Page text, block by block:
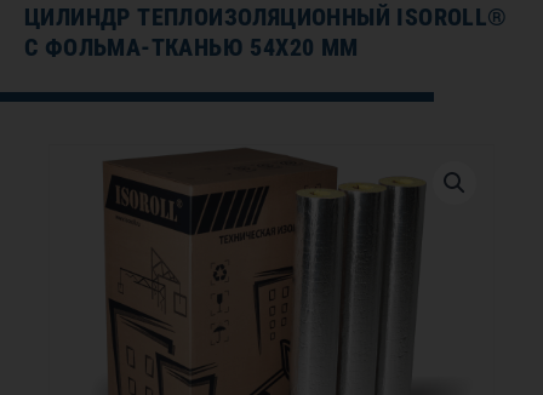
ЦИЛИНДР ТЕПЛОИЗОЛЯЦИОННЫЙ ISOROLL®
С ФОЛЬМА-ТКАНЬЮ 54Х20 ММ